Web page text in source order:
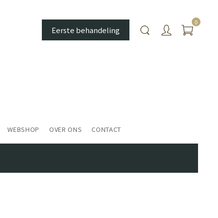
Eerste behandeling
0
WEBSHOP OVER ONS CONTACT